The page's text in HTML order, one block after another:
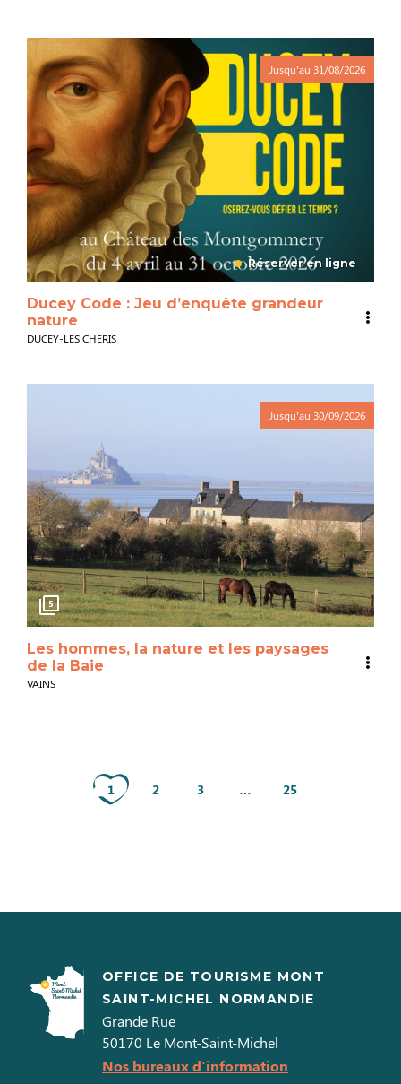
Jusqu'au 31/08/2026
Réserver en ligne
Ducey Code : Jeu d’enquête grandeur
nature
DUCEY-LES CHERIS
Jusqu'au 30/09/2026
5
Les hommes, la nature et les paysages
de la Baie
VAINS
1 2 3 … 25
OFFICE DE TOURISME MONT
SAINT-MICHEL NORMANDIE
Grande Rue
50170 Le Mont-Saint-Michel
Nos bureaux d'information